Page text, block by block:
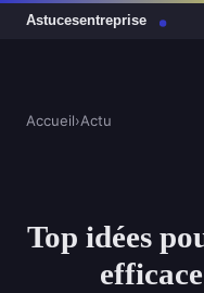
Accueil›Actu
Top idées